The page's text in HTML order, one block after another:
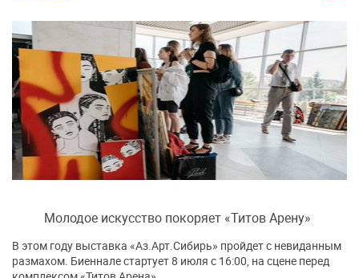
Молодое искусство покоряет «Титов Арену»
В этом году выставка «Аз.Арт.Сибирь» пройдет с невиданным
размахом. Биеннале стартует 8 июля с 16:00, на сцене перед